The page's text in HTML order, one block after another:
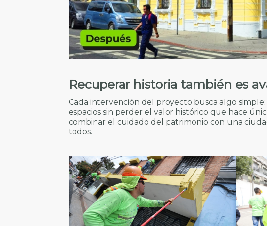
Recuperar historia también es
Cada intervención del proyecto busca algo
espacios sin perder el valor histórico que hace
combinar el cuidado del patrimonio con una
todos.